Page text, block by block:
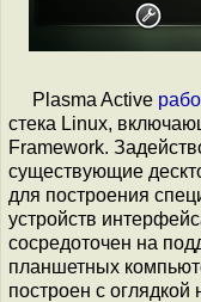
Plasma Active
стека Linux,
Framework.
существующие
для построения
устройств
сосредоточен на
планшетных
построен с